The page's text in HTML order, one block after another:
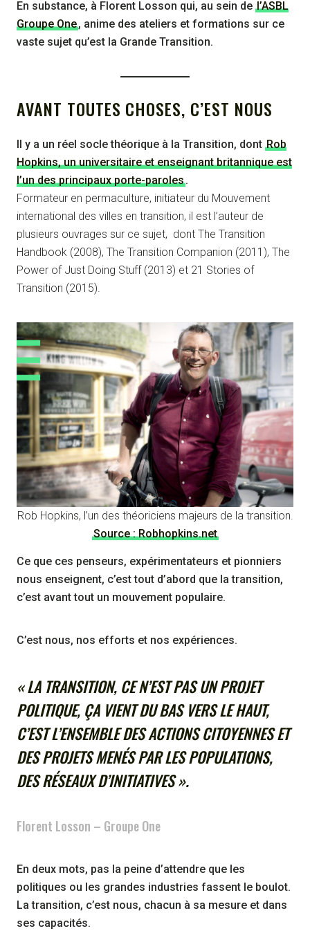
En substance, à Florent Losson qui, au sein de l’ASBL
Groupe One, anime des ateliers et formations sur ce
vaste sujet qu’est la Grande Transition.
AVANT TOUTES CHOSES, C’EST NOUS
Il y a un réel socle théorique à la Transition, dont Rob
Hopkins, un universitaire et enseignant britannique est
l’un des principaux porte-paroles.
Formateur en permaculture, initiateur du Mouvement
international des villes en transition, il est l’auteur de
plusieurs ouvrages sur ce sujet, dont The Transition
Handbook (2008), The Transition Companion (2011), The
Power of Just Doing Stuff (2013) et 21 Stories of
Transition (2015).
Rob Hopkins, l’un des théoriciens majeurs de la transition.
Source : Robhopkins.net
Ce que ces penseurs, expérimentateurs et pionniers
nous enseignent, c’est tout d’abord que la transition,
c’est avant tout un mouvement populaire.
C’est nous, nos efforts et nos expériences.
« LA TRANSITION, CE N’EST PAS UN PROJET
POLITIQUE, ÇA VIENT DU BAS VERS LE HAUT,
C’EST L’ENSEMBLE DES ACTIONS CITOYENNES ET
DES PROJETS MENÉS PAR LES POPULATIONS,
DES RÉSEAUX D’INITIATIVES ».
Florent Losson – Groupe One
En deux mots, pas la peine d’attendre que les
politiques ou les grandes industries fassent le boulot.
La transition, c’est nous, chacun à sa mesure et dans
ses capacités.